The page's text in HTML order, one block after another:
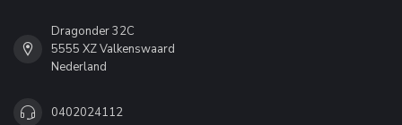
Dragonder 32C
5555 XZ Valkenswaard
Nederland
0402024112